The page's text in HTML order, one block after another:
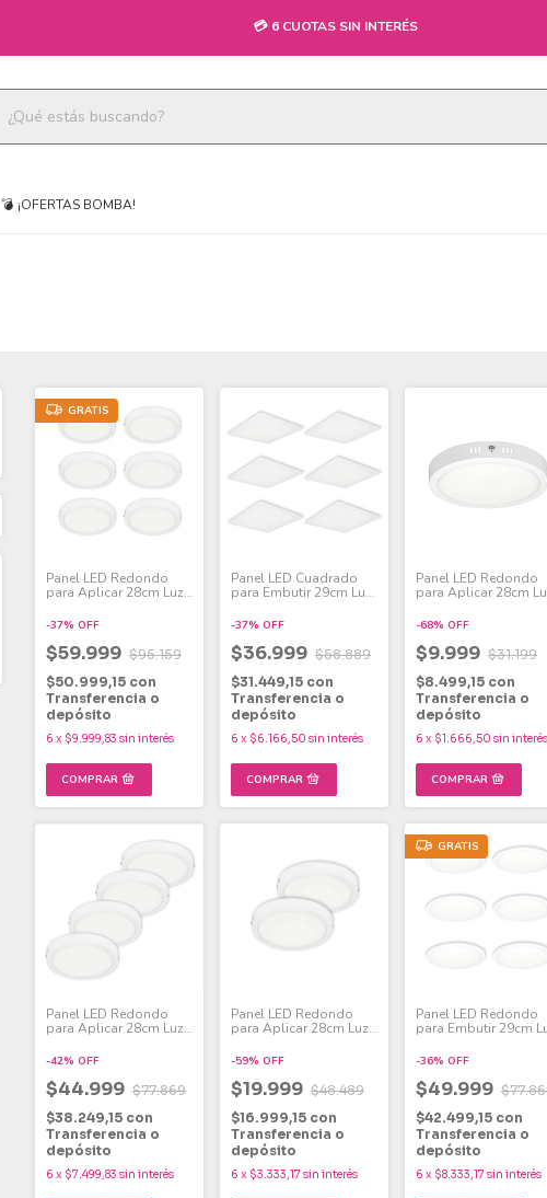
💳 6 CUOTAS SIN INTERÉS
💣 ¡OFERTAS BOMBA!
GRATIS
Panel LED Redondo
para Aplicar 28cm Luz
-37% OFF
$59.999 $95.159
$50.999,15 con
Transferencia o
depósito
6 x $9.999,83 sin interés
Panel LED Cuadrado
para Embutir 29cm Luz
-37% OFF
$36.999 $58.889
$31.449,15 con
Transferencia o
depósito
6 x $6.166,50 sin interés
Panel LED Redondo
para Aplicar 28cm
-68% OFF
$9.999 $31.199
$8.499,15 con
Transferencia o
depósito
6 x $1.666,50 sin interés
Panel LED Redondo
para Aplicar 28cm Luz
-42% OFF
$44.999 $77.869
$38.249,15 con
Transferencia o
depósito
6 x $7.499,83 sin interés
Panel LED Redondo
para Aplicar 28cm Luz
-59% OFF
$19.999 $48.489
$16.999,15 con
Transferencia o
depósito
6 x $3.333,17 sin interés
GRATIS
Panel LED Redondo
para Embutir 29cm
-36% OFF
$49.999
$42.499,15 con
Transferencia o
depósito
6 x $8.333,17 sin interés